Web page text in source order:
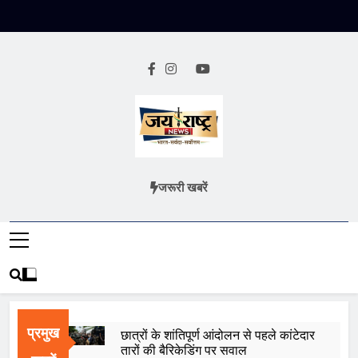
Jai Rashtra
हिंदी समाचार
जरूरी खबरें
प्रमुख
छात्रों के शांतिपूर्ण आंदोलन से पहले कांटेदार
तारों की बैरिकेडिंग पर सवाल